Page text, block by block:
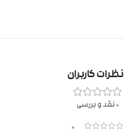
نظرات کاربران
0 نقد و بررسی
0